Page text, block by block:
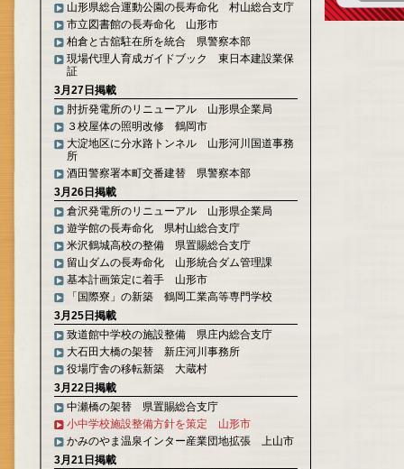
山形県総合運動公園の長寿命化 村山総合支庁
市立図書館の長寿命化 山形市
柏倉と古舘駐在所を統合 県警察本部
現場代理人育成ガイドブック 東日本建設業保
証
3月27日掲載
肘折発電所のリニューアル 山形県企業局
３校屋体の照明改修 鶴岡市
大淀地区に分水路トンネル 山形河川国道事務
所
酒田警察署本町交番建替 県警察本部
3月26日掲載
倉沢発電所のリニューアル 山形県企業局
遊学館の長寿命化 県村山総合支庁
米沢鶴城高校の整備 県置賜総合支庁
留山ダムの長寿命化 山形統合ダム管理課
基本計画策定に着手 山形市
「国際寮」の新築 鶴岡工業高等専門学校
3月25日掲載
致道館中学校の施設整備 県庄内総合支庁
大石田大橋の架替 新庄河川事務所
役場庁舎の移転新築 大蔵村
3月22日掲載
中瀬橋の架替 県置賜総合支庁
小中学校施設整備方針を策定 山形市
かみのやま温泉インター産業団地拡張 上山市
3月21日掲載